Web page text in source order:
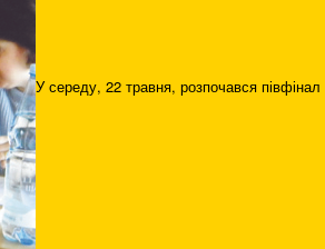
У середу, 22 травня, розпочався півфінал